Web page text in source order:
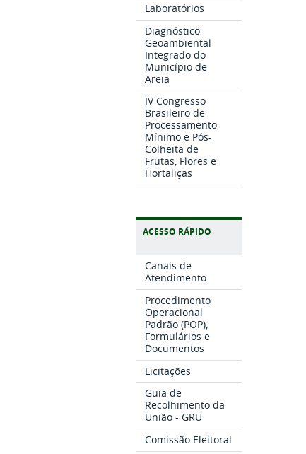
Laboratórios
Diagnóstico
Geoambiental
Integrado do
Município de
Areia
IV Congresso
Brasileiro de
Processamento
Mínimo e Pós-
Colheita de
Frutas, Flores e
Hortaliças
ACESSO RÁPIDO
Canais de
Atendimento
Procedimento
Operacional
Padrão (POP),
Formulários e
Documentos
Licitações
Guia de
Recolhimento da
União - GRU
Comissão Eleitoral